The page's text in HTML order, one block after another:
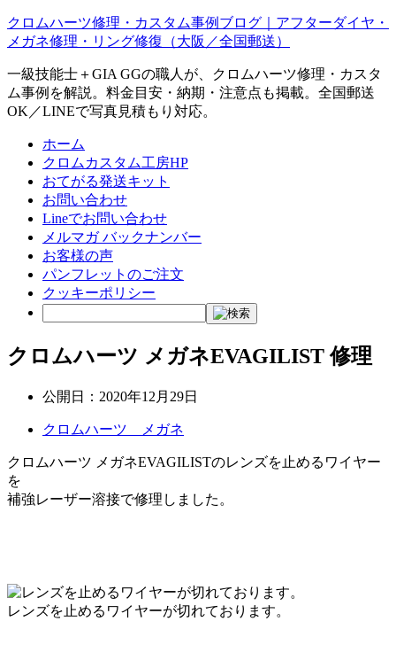
クロムハーツ修理・カスタム事例ブログ｜アフターダイヤ・
メガネ修理・リング修復（大阪／全国郵送）
一級技能士＋GIA GGの職人が、クロムハーツ修理・カスタ
ム事例を解説。料金目安・納期・注意点も掲載。全国郵送
OK／LINEで写真見積もり対応。
ホーム
クロムカスタム工房HP
おてがる発送キット
お問い合わせ
Lineでお問い合わせ
メルマガ バックナンバー
お客様の声
パンフレットのご注文
クッキーポリシー
クロムハーツ メガネEVAGILIST 修理
公開日： 2020年12月29日
クロムハーツ メガネ
クロムハーツ メガネEVAGILISTのレンズを止めるワイヤー
を
補強レーザー溶接で修理しました。
レンズを止めるワイヤーが切れております。